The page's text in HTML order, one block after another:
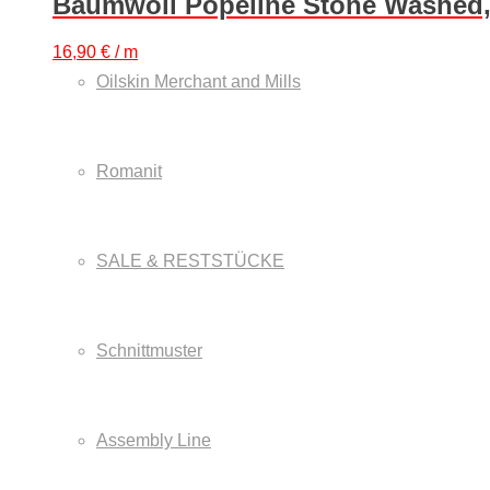
Oilskin Merchant and Mills
Romanit
SALE & RESTSTÜCKE
Schnittmuster
Assembly Line
16,90 € / m